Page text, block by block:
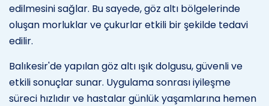
edilmesini sağlar. Bu sayede, göz altı bölgelerinde
oluşan morluklar ve çukurlar etkili bir şekilde tedavi
edilir.
Balıkesir'de yapılan göz altı ışık dolgusu, güvenli ve
etkili sonuçlar sunar. Uygulama sonrası iyileşme
süreci hızlıdır ve hastalar günlük yaşamlarına hemen